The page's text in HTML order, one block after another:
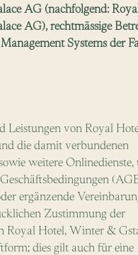
AG (nachfolgend:
AG), rechtmässige
Systems der
Leistungen von Royal
die damit verbundenen
weitere Onlinedienste,
ergänzende
Zustimmung der
Royal Hotel, Winter &
dies gilt auch für eine